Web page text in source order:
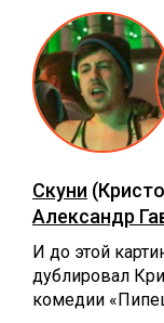
Скуни
Александр
И до этой
дублировал
комедии